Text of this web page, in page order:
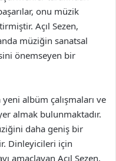
onu müzik
Açıl Sezen,
müziğin sanatsal
önemseyen bir
albüm çalışmaları ve
almak bulunmaktadır.
daha geniş bir
Dinleyicileri için
amaçlayan Açıl Sezen,